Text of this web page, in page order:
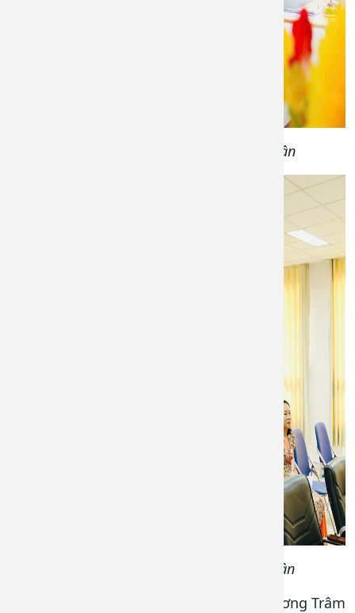
Đại biểu Chi bộ 9 phát biểu thảo luận
Đại biểu chi bộ 3 phát biểu thảo luận
Tại Đại hội Chi bộ 9, đồng chí Lê Thị Phương Trâm